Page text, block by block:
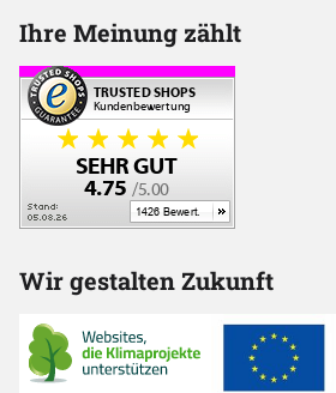
Ihre Meinung zählt
Wir gestalten Zukunft